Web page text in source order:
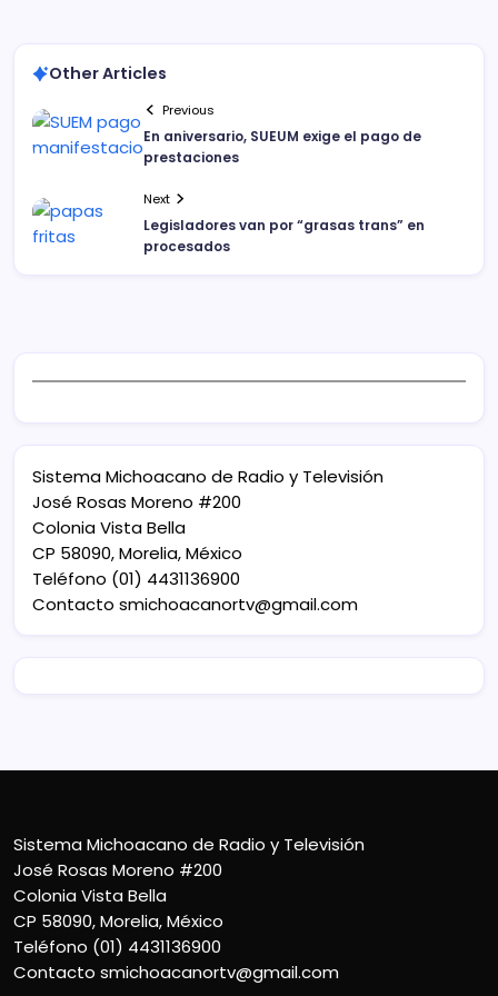
Other Articles
Previous
En aniversario, SUEUM exige el pago de
prestaciones
Next
Legisladores van por “grasas trans” en
procesados
Sistema Michoacano de Radio y Televisión
José Rosas Moreno #200
Colonia Vista Bella
CP 58090, Morelia, México
Teléfono (01) 4431136900
Contacto smichoacanortv@gmail.com
Sistema Michoacano de Radio y Televisión
José Rosas Moreno #200
Colonia Vista Bella
CP 58090, Morelia, México
Teléfono (01) 4431136900
Contacto smichoacanortv@gmail.com